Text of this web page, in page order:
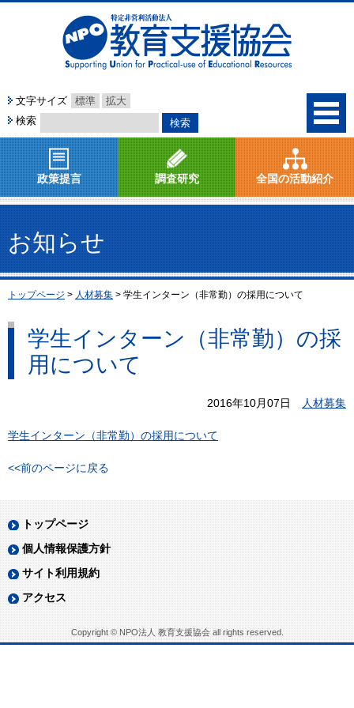
文字サイズ 標準
拡大
検索
政策提言 調査研究 全国の活動紹介
お知らせ
トップページ > 人材募集 > 学生インターン（非常勤）の採用について
学生インターン（非常勤）の採
用について
2016年10月07日 人材募集
学生インターン（非常勤）の採用について
<<前のページに戻る
トップページ
個人情報保護方針
サイト利用規約
アクセス
Copyright © NPO法人 教育支援協会 all rights reserved.